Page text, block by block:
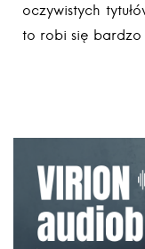
oczywistych
to robi się